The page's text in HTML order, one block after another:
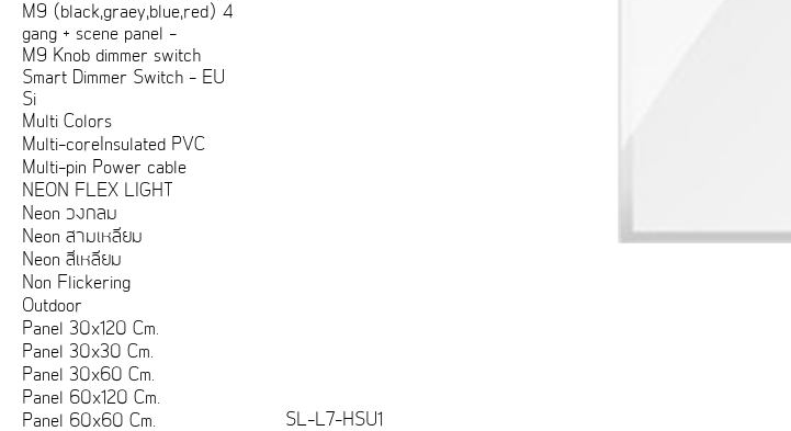
M9 (black,graey,blue,red) 4
gang + scene panel -
M9 Knob dimmer switch
Smart Dimmer Switch - EU
Si
Multi Colors
Multi-coreInsulated PVC
Multi-pin Power cable
NEON FLEX LIGHT
Neon วงกลม
Neon สามเหลี่ยม
Neon สี่เหลี่ยม
Non Flickering
Outdoor
Panel 30x120 Cm.
Panel 30x30 Cm.
Panel 30x60 Cm.
Panel 60x120 Cm.
Panel 60x60 Cm.
SL-L7-HSU1